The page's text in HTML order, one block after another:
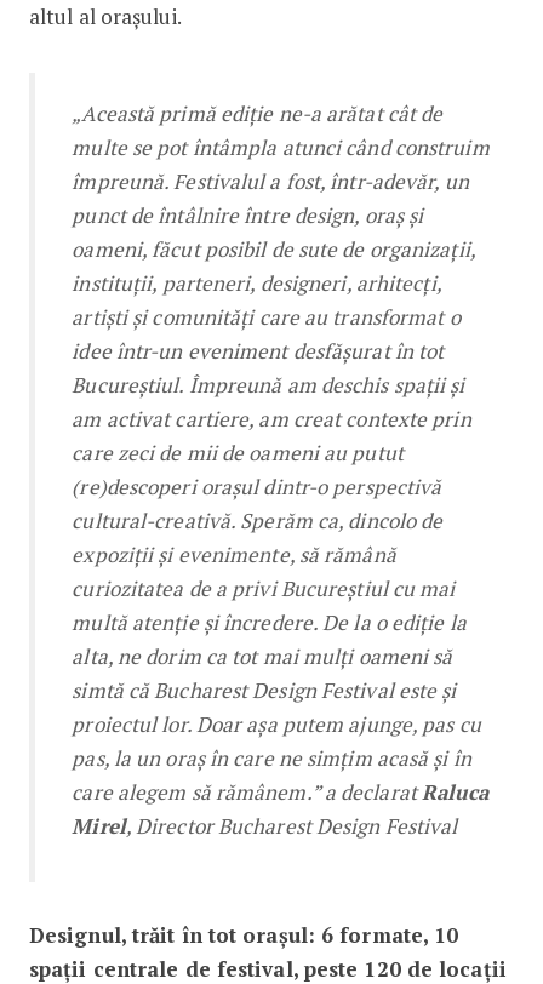
altul al orașului.
„Această primă ediție ne-a arătat cât de
multe se pot întâmpla atunci când construim
împreună. Festivalul a fost, într-adevăr, un
punct de întâlnire între design, oraș și
oameni, făcut posibil de sute de organizații,
instituții, parteneri, designeri, arhitecți,
artiști și comunități care au transformat o
idee într-un eveniment desfășurat în tot
Bucureștiul. Împreună am deschis spații și
am activat cartiere, am creat contexte prin
care zeci de mii de oameni au putut
(re)descoperi orașul dintr-o perspectivă
cultural-creativă. Sperăm ca, dincolo de
expoziții și evenimente, să rămână
curiozitatea de a privi Bucureștiul cu mai
multă atenție și încredere. De la o ediție la
alta, ne dorim ca tot mai mulți oameni să
simtă că Bucharest Design Festival este și
proiectul lor. Doar așa putem ajunge, pas cu
pas, la un oraș în care ne simțim acasă și în
care alegem să rămânem.” a declaratRaluca
Mirel, Director Bucharest Design Festival
Designul, trăit în tot orașul: 6 formate, 10
spații centrale de festival, peste 120 de locații